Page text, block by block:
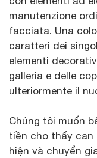
manutenzione
facciata. Una
caratteri dei
elementi
galleria e delle
ulteriormente il
Chúng tôi muốn
tiền cho thấy
hiện và chuyển